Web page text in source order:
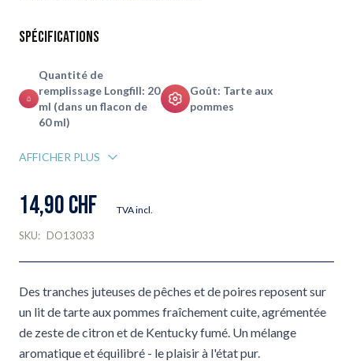
Spécifications
Quantité de
remplissage Longfill: 20
ml (dans un flacon de
60 ml)
Goût: Tarte aux
pommes
AFFICHER PLUS
14,90 CHF TVA incl.
SKU: DO13033
Des tranches juteuses de pêches et de poires reposent sur
un lit de tarte aux pommes fraîchement cuite, agrémentée
de zeste de citron et de Kentucky fumé. Un mélange
aromatique et équilibré - le plaisir à l'état pur.